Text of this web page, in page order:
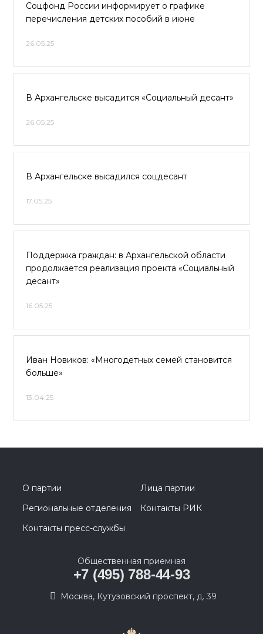
Соцфонд России информирует о графике
перечисления детских пособий в июне
26.05.25
В Архангельске высадится «Социальный десант»
26.05.25
В Архангельске высадился соцдесант
17.05.25
Поддержка граждан: в Архангельской области
продолжается реализация проекта «Социальный
десант»
16.05.25
Иван Новиков: «Многодетных семей становится
больше»
13.04.25
О партии
Лица партии
Региональные отделения
Контакты РИК
Контакты пресс-службы
Общественная приемная
+7 (495) 788-44-93
Москва, Кутузовский проспект, д. 39